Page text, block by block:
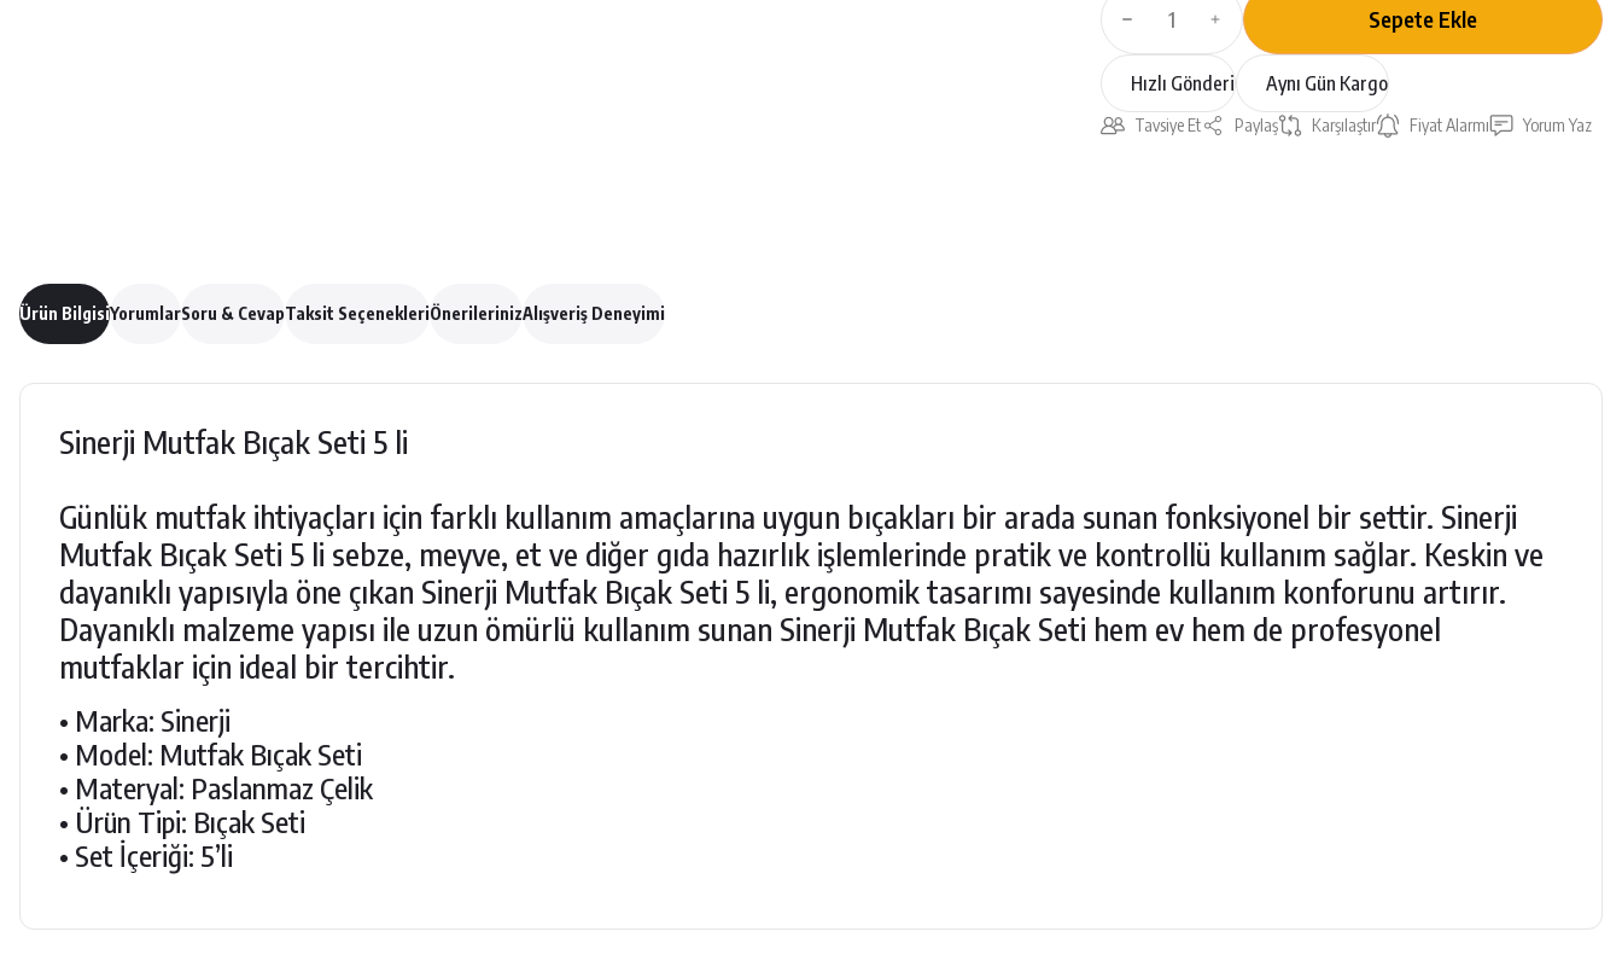
Sepete Ekle
Hızlı Gönderi Aynı Gün Kargo
Tavsiye Et Paylaş Karşılaştır Fiyat Alarmı Yorum Yaz
Ürün BilgisiYorumlarSoru & CevapTaksit SeçenekleriÖnerilerinizAlışveriş Deneyimi
Sinerji Mutfak Bıçak Seti 5 li
Günlük mutfak ihtiyaçları için farklı kullanım amaçlarına uygun bıçakları bir arada sunan fonksiyonel bir settir. Sinerji
Mutfak Bıçak Seti 5 li sebze, meyve, et ve diğer gıda hazırlık işlemlerinde pratik ve kontrollü kullanım sağlar. Keskin ve
dayanıklı yapısıyla öne çıkan Sinerji Mutfak Bıçak Seti 5 li, ergonomik tasarımı sayesinde kullanım konforunu artırır.
Dayanıklı malzeme yapısı ile uzun ömürlü kullanım sunan Sinerji Mutfak Bıçak Seti hem ev hem de profesyonel
mutfaklar için ideal bir tercihtir.
• Marka: Sinerji
• Model: Mutfak Bıçak Seti
• Materyal: Paslanmaz Çelik
• Ürün Tipi: Bıçak Seti
• Set İçeriği: 5’li